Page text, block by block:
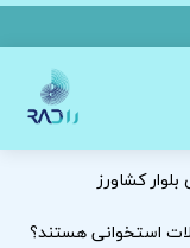
کشاورز
استخوانی هستند؟